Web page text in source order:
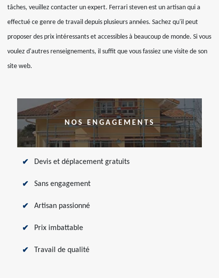
tâches, veuillez contacter un expert. Ferrari steven est un artisan qui a
effectué ce genre de travail depuis plusieurs années. Sachez qu'il peut
proposer des prix intéressants et accessibles à beaucoup de monde. Si vous
voulez d'autres renseignements, il suffit que vous fassiez une visite de son
site web.
NOS ENGAGEMENTS
Devis et déplacement gratuits
Sans engagement
Artisan passionné
Prix imbattable
Travail de qualité